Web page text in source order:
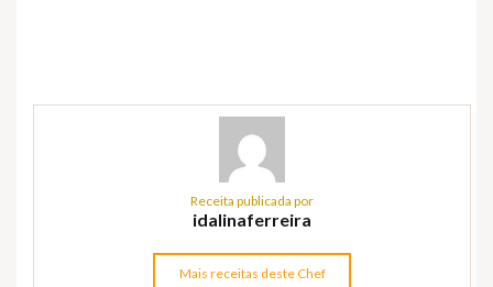
Receita publicada por
idalinaferreira
Mais receitas deste Chef